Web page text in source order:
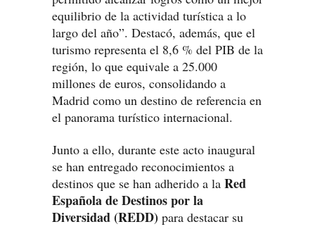
equilibrio de la actividad turística a lo
largo del año”. Destacó, además, que el
turismo representa el 8,6 % del PIB de la
región, lo que equivale a 25.000
millones de euros, consolidando a
Madrid como un destino de referencia en
el panorama turístico internacional.
Junto a ello, durante este acto inaugural
se han entregado reconocimientos a
destinos que se han adherido a la Red
Española de Destinos por la
Diversidad (REDD) para destacar su